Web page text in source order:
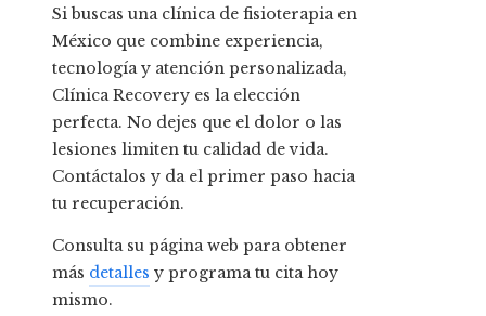
Si buscas una clínica de fisioterapia en
México que combine experiencia,
tecnología y atención personalizada,
Clínica Recovery es la elección
perfecta. No dejes que el dolor o las
lesiones limiten tu calidad de vida.
Contáctalos y da el primer paso hacia
tu recuperación.
Consulta su página web para obtener
más detalles y programa tu cita hoy
mismo.